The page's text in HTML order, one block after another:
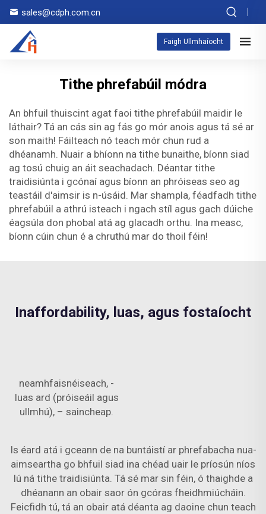
sales@cdph.com.cn
Faigh Ullmhaíocht
Tithe phrefabúil módra
An bhfuil thuiscint agat faoi tithe phrefabúil maidir le
láthair? Tá an cás sin ag fás go mór anois agus tá sé ar
son maith! Fáilteach nó teach mór chun rud a
dhéanamh. Nuair a bhíonn na tithe bunaithe, bíonn siad
ag tosú chuig an áit seachadach. Déantar tithe
traidisiúnta i gcónaí agus bíonn an phróiseas seo ag
teastáil d'aimsir is n-úsáid. Mar shampla, féadfadh tithe
phrefabúil a athrú isteach i ngach stíl agus gach dúiche
éagsúla don phobal atá ag glacadh orthu. Ina measc,
bíonn cúin chun é a chruthú mar do thoil féin!
Inaffordability, luas, agus fostaíocht
neamhfaisnéiseach, -
luas ard (próiseáil agus
ullmhú), – saincheap.
Is éard atá i gceann de na buntáistí ar phrefabacha nua-
aimseartha go bhfuil siad ina chéad uair le príosún níos
lú ná tithe traidisiúnta. Tá sé mar sin féin, ó thaighde a
dhéanann an obair saor ón gcóras fheidhmiúcháin.
Feicfidh tú, tá an obair atá déanta ag daoine chun teach